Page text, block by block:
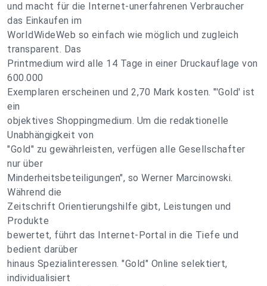
und macht für die Internet-unerfahrenen Verbraucher
das Einkaufen im
WorIdWideWeb so einfach wie möglich und zugleich
transparent. Das
Printmedium wird alle 14 Tage in einer Druckauflage von
600.000
Exemplaren erscheinen und 2,70 Mark kosten. "'Gold' ist
ein
objektives Shoppingmedium. Um die redaktionelle
Unabhängigkeit von
"Gold" zu gewährleisten, verfügen alle Gesellschafter
nur über
Minderheitsbeteiligungen", so Werner Marcinowski.
Während die
Zeitschrift Orientierungshilfe gibt, Leistungen und
Produkte
bewertet, führt das Internet-Portal in die Tiefe und
bedient darüber
hinaus Spezialinteressen. "Gold" Online selektiert,
individualisiert